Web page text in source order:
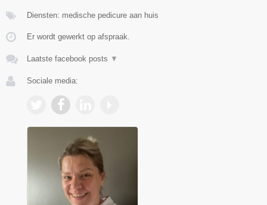
Diensten: medische pedicure aan huis
Er wordt gewerkt op afspraak.
Laatste facebook posts ▼
Sociale media: